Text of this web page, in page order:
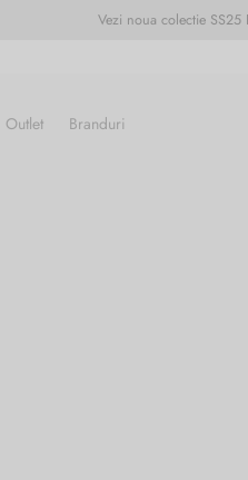
Vezi noua colectie SS25
Outlet Branduri